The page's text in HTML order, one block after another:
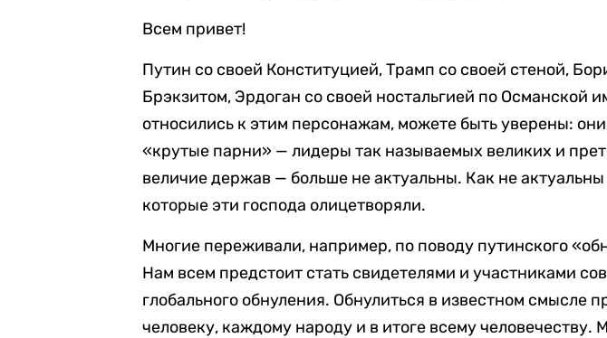
Всем привет!
Путин со своей Конституцией, Трамп со своей стеной,
Брэкзитом, Эрдоган со своей ностальгией по Османской
относились к этим персонажам, можете быть уверены:
«крутые парни» — лидеры так называемых великих и
величие держав — больше не актуальны. Как не
которые эти господа олицетворяли.
Многие переживали, например, по поводу путинского
Нам всем предстоит стать свидетелями и участниками
глобального обнуления. Обнулиться в известном смысле
человеку, каждому народу и в итоге всему